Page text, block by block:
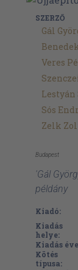
SZERZŐ
Gál
Veres
Lestyán
Sós
Zelk
Budapest
'Gál
példány
Kiadó:
Kiadás
helye:
Kiadás
Kötés
típusa: